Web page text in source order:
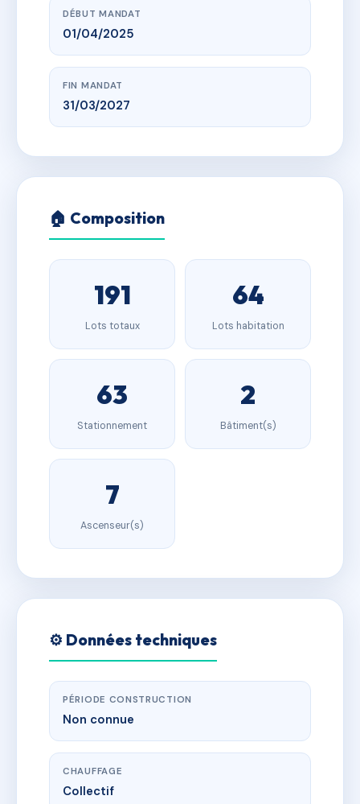
DÉBUT MANDAT
01/04/2025
FIN MANDAT
31/03/2027
🏠 Composition
191
Lots totaux
64
Lots habitation
63
Stationnement
2
Bâtiment(s)
7
Ascenseur(s)
⚙️ Données techniques
PÉRIODE CONSTRUCTION
Non connue
CHAUFFAGE
Collectif